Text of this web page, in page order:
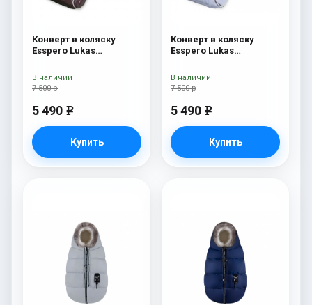
Конверт в коляску
Esspero Lukas
шерсть) Chocolat
7 500 р
5 490 e
Купить
В наличии
Конверт в коляску
Esspero Lukas
шерсть) Blue Mountain
7 500 р
5 490 e
Купить
В наличии